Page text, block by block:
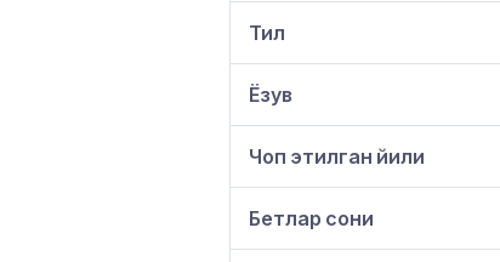
Тил
Ёзув
Чоп этилган йили
Бетлар сони